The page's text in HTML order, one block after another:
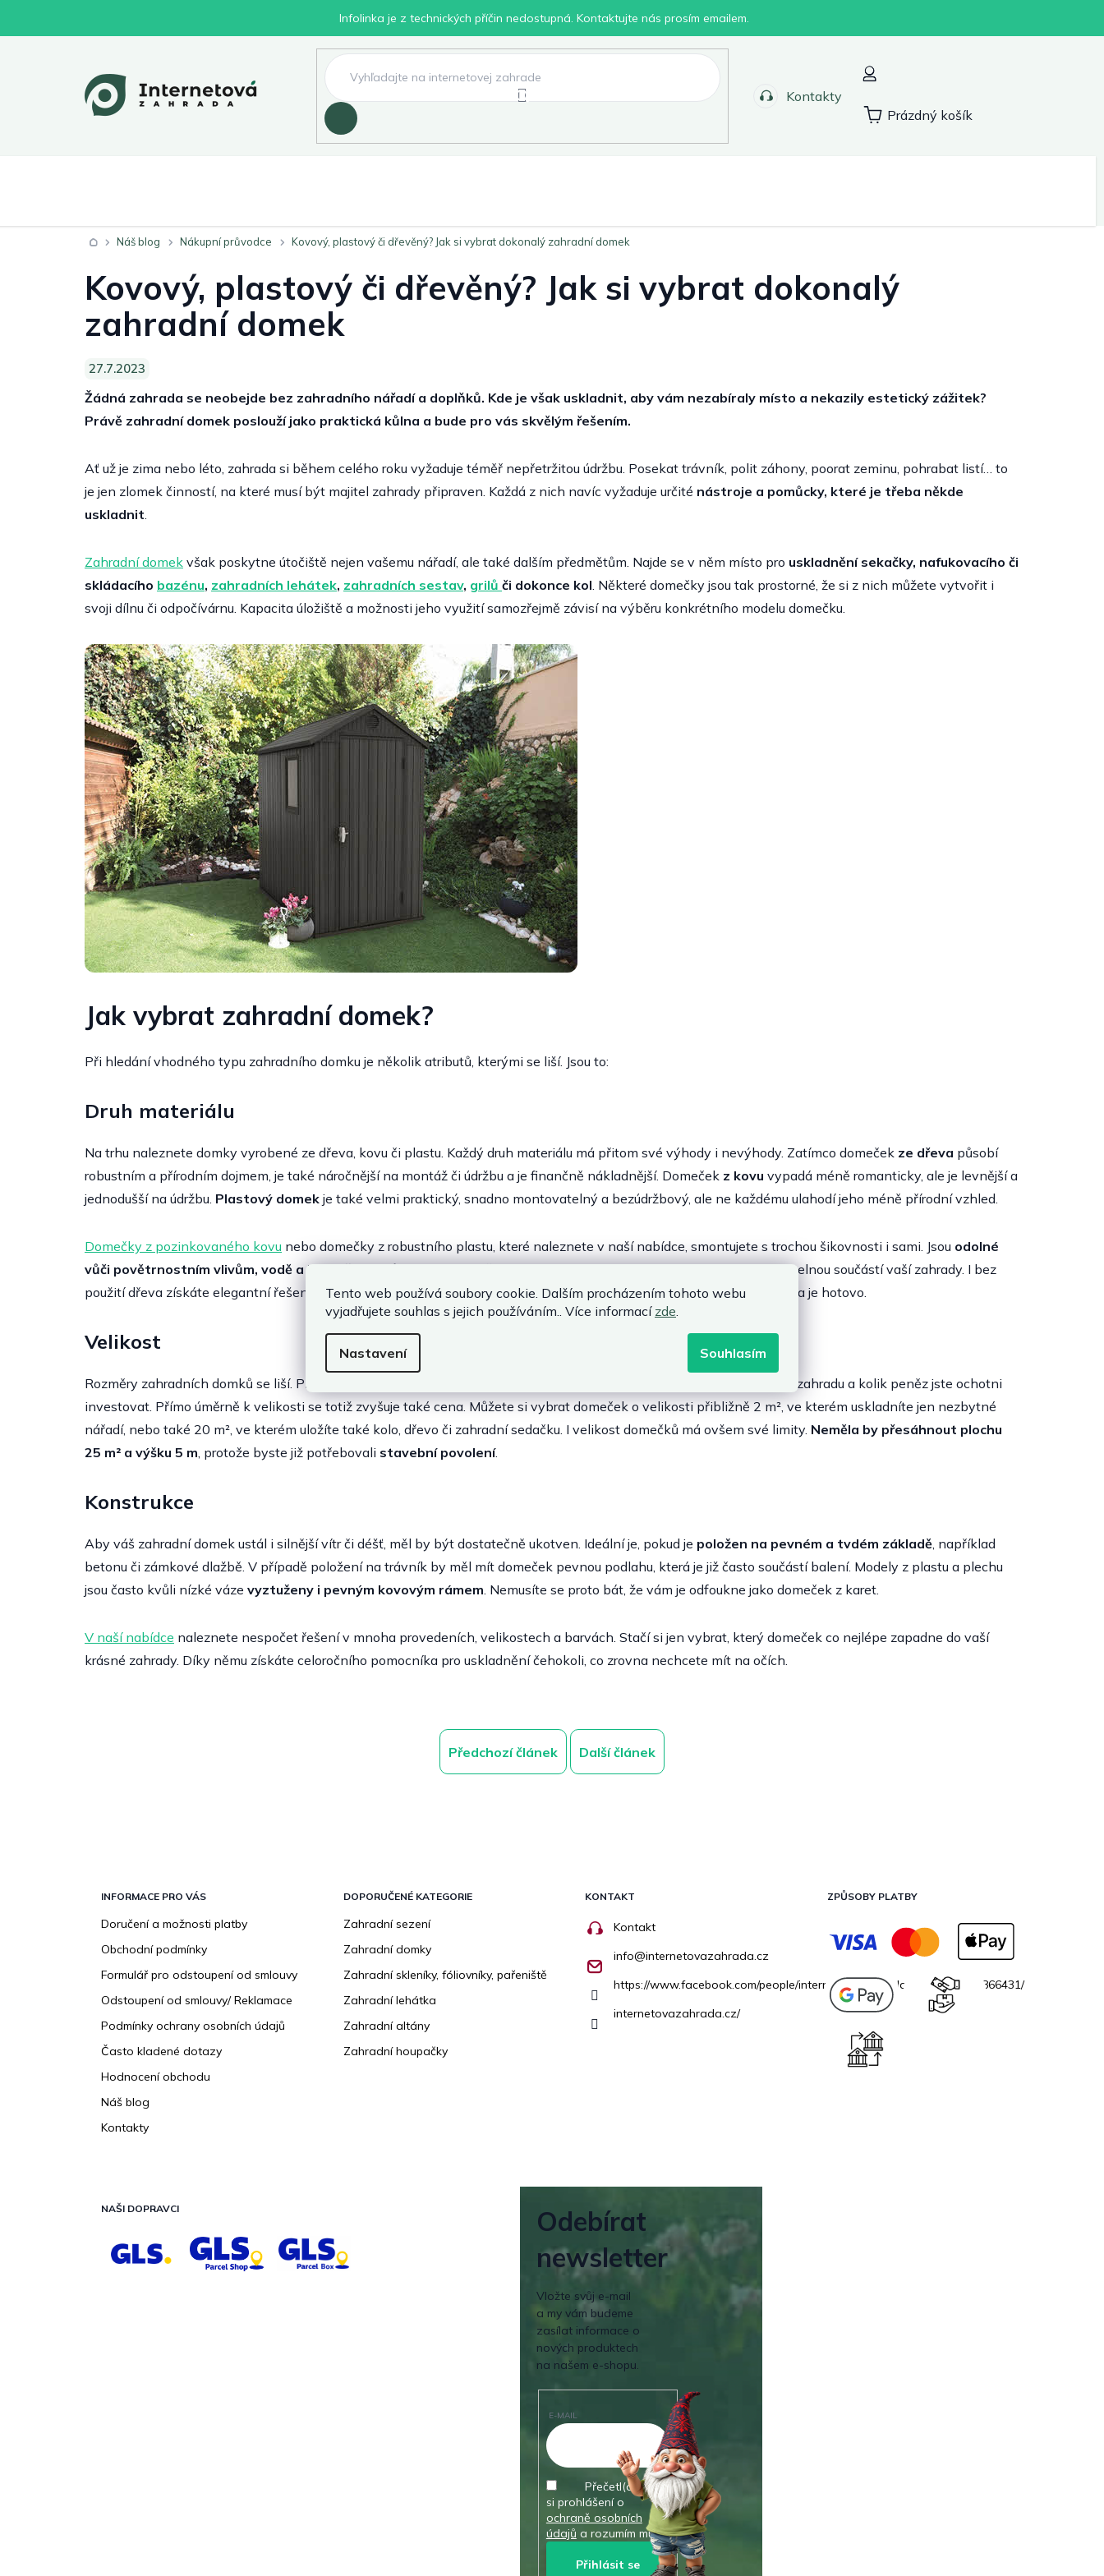
Tento web používá soubory cookie. Dalším procházením tohoto webu
vyjadřujete souhlas s jejich používáním.. Více informací zde
Nastavení Souhlasím
Infolinka je z technických příčin nedostupná. Kontaktujte nás prosím emailem.
Hledat
Kontakty
Nákupní
Prázdný košík
DomůNáš blog Nákupní průvodce Kovový, plastový či dřevěný? Jak si vybrat dokonalý zahradní domek
Kovový, plastový či dřevěný? Jak si vybrat dokonalý
zahradní domek
27.7.2023
Žádná zahrada se neobejde bez zahradního nářadí a doplňků. Kde je však uskladnit, aby vám nezabíraly místo a nekazily estetický zážitek?
Právě zahradní domek poslouží jako praktická kůlna a bude pro vás skvělým řešením.
Ať už je zima nebo léto, zahrada si během celého roku vyžaduje téměř nepřetržitou údržbu. Posekat trávník, polit záhony, poorat zeminu, pohrabat listí… to
je jen zlomek činností, na které musí být majitel zahrady připraven. Každá z nich navíc vyžaduje určité nástroje a pomůcky, které je třeba někde
uskladnit.
Zahradní domek však poskytne útočiště nejen vašemu nářadí, ale také dalším předmětům. Najde se v něm místo pro uskladnění sekačky, nafukovacího či
skládacího bazénu, zahradních lehátek, zahradních sestav, grilů či dokonce kol. Některé domečky jsou tak prostorné, že si z nich můžete vytvořit i
svoji dílnu či odpočívárnu. Kapacita úložiště a možnosti jeho využití samozřejmě závisí na výběru konkrétního modelu domečku.
Jak vybrat zahradní domek?
Při hledání vhodného typu zahradního domku je několik atributů, kterými se liší. Jsou to:
Druh materiálu
Na trhu naleznete domky vyrobené ze dřeva, kovu či plastu. Každý druh materiálu má přitom své výhody i nevýhody. Zatímco domeček ze dřeva působí
robustním a přírodním dojmem, je také náročnější na montáž či údržbu a je finančně nákladnější. Domeček z kovu vypadá méně romanticky, ale je levnější a
jednodušší na údržbu. Plastový domek je také velmi praktický, snadno montovatelný a bezúdržbový, ale ne každému ulahodí jeho méně přírodní vzhled.
Domečky z pozinkovaného kovu nebo domečky z robustního plastu, které naleznete v naší nabídce, smontujete s trochou šikovnosti i sami. Jsou odolné
vůči povětrnostním vlivům, vodě a UV záření. Svůj vzhled a funkčnost si zachovají i dlouhá léta a stanou se neocenitelnou součástí vaší zahrady. I bez
použití dřeva získáte elegantní řešení, na které se bude radost dívat. Při znečištění je navíc jen stačí opláchnout hadicí a je hotovo.
Velikost
Rozměry zahradních domků se liší. Při výběru proto záleží jen na tom, na co chcete domeček využívat, jak velkou máte zahradu a kolik peněz jste ochotni
investovat. Přímo úměrně k velikosti se totiž zvyšuje také cena. Můžete si vybrat domeček o velikosti přibližně 2 m², ve kterém uskladníte jen nezbytné
nářadí, nebo také 20 m², ve kterém uložíte také kolo, dřevo či zahradní sedačku. I velikost domečků má ovšem své limity. Neměla by přesáhnout plochu
25 m² a výšku 5 m, protože byste již potřebovali stavební povolení.
Konstrukce
Aby váš zahradní domek ustál i silnější vítr či déšť, měl by být dostatečně ukotven. Ideální je, pokud je položen na pevném a tvdém základě, například
betonu či zámkové dlažbě. V případě položení na trávník by měl mít domeček pevnou podlahu, která je již často součástí balení. Modely z plastu a plechu
jsou často kvůli nízké váze vyztuženy i pevným kovovým rámem. Nemusíte se proto bát, že vám je odfoukne jako domeček z karet.
V naší nabídce naleznete nespočet řešení v mnoha provedeních, velikostech a barvách. Stačí si jen vybrat, který domeček co nejlépe zapadne do vaší
krásné zahrady. Díky němu získáte celoročního pomocníka pro uskladnění čehokoli, co zrovna nechcete mít na očích.
Předchozí článek Další článek
INFORMACE PRO VÁS
Doručení a možnosti platby
Obchodní podmínky
Formulář pro odstoupení od smlouvy
Odstoupení od smlouvy/ Reklamace
Podmínky ochrany osobních údajů
Často kladené dotazy
Hodnocení obchodu
Náš blog
Kontakty
DOPORUČENÉ KATEGORIE
Zahradní sezení
Zahradní domky
Zahradní skleníky, fóliovníky, pařeniště
Zahradní lehátka
Zahradní altány
Zahradní houpačky
KONTAKT
Kontakt
info@internetovazahrada.cz
https://www.facebook.com/people/internetovazahradacz/100069706866431/
internetovazahrada.cz/
ZPŮSOBY PLATBY
NAŠI DOPRAVCI
Odebírat
newsletter
Vložte svůj e-mail
a my vám budeme
zasílat informace o
nových produktech
na našem e-shopu.
E-MAIL
Přečetl(a) jsem
si prohlášení o
ochraně osobních
údajů a rozumím mu.
Přihlásit se